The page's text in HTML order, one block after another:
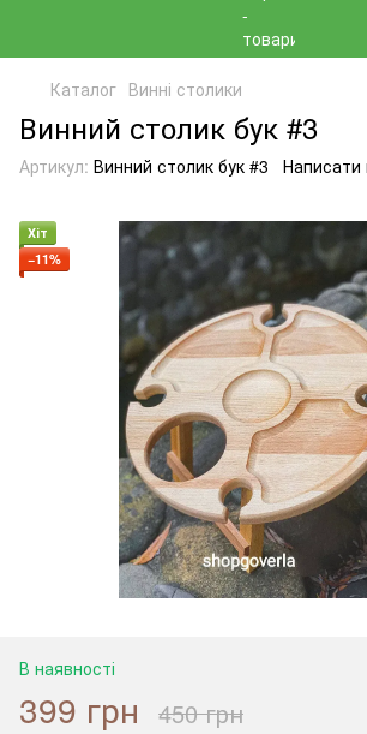
Каталог Винні столики
Винний столик бук #3
Артикул: Винний столик бук #3 Написати
Хіт
−11%
В наявності
399 грн 450 грн